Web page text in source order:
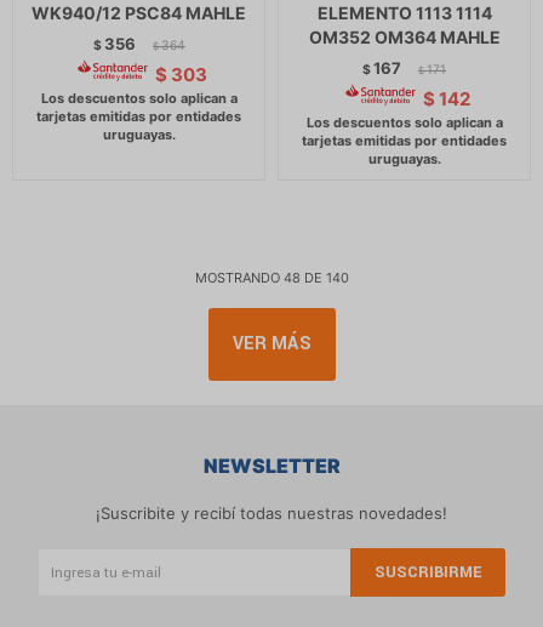
WK940/12 PSC84 MAHLE
$ 356 $ 364
$ 303
ELEMENTO 1113 1114
OM352 OM364 MAHLE
$167 $ 171
$ 142
MOSTRANDO 48 DE 140
VER MÁS
NEWSLETTER
¡Suscribite y recibí todas nuestras novedades!
SUSCRIBIRME